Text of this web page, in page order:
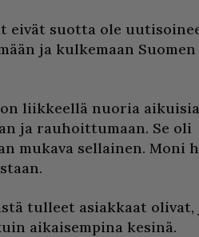
eivät suotta ole
ja kulkemaan Suomen
liikkeellä nuoria
ja rauhoittumaan. Se oli
mukava sellainen. Moni
tulleet asiakkaat olivat,
aikaisempina kesinä.